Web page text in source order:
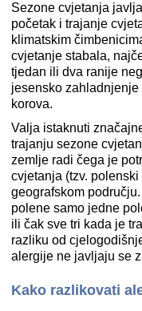
Sezone cvjetanja
početak i trajanje
klimatskim
cvjetanje stabala,
tjedan ili dva ranije
jesensko
korova.
Valja istaknuti
trajanju sezone
zemlje radi čega je
cvjetanja (tzv.
geografskom
polene samo jedne
ili čak sve tri kada je
razliku od
alergije ne javljaju se
Kako razlikovati